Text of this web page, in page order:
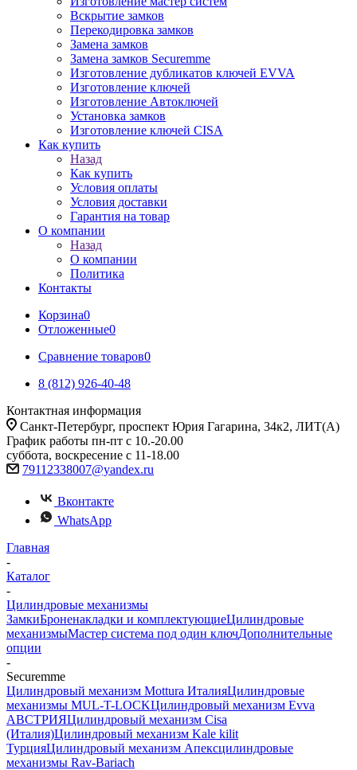
Вскрытие замков
Перекодировка замков
Замена замков
Замена замков Securemme
Изготовление дубликатов ключей EVVA
Изготовление ключей
Изготовление Автоключей
Установка замков
Изготовление ключей CISA
Как купить
Назад
Как купить
Условия оплаты
Условия доставки
Гарантия на товар
О компании
Назад
О компании
Политика
Контакты
Корзина0
Отложенные0
Сравнение товаров0
8 (812) 926-40-48
Контактная информация
Санкт-Петербург, проспект Юрия Гагарина, 34к2, ЛИТ(А)
График работы пн-пт с 10.-20.00
суббота, воскресение с 11-18.00
79112338007@yandex.ru
Вконтакте
WhatsApp
Главная
-
Каталог
-
Цилиндровые механизмы
ЗамкиБроненакладки и комплектующиеЦилиндровые
механизмыМастер система под один ключДополнительные
опции
-
Securemme
Цилиндровый механизм Mottura ИталияЦилиндровые
механизмы MUL-T-LOCKЦилиндровый механизм Evva
АВСТРИЯЦилиндровый механизм Cisa
(Италия)Цилиндровый механизм Kale kilit
ТурцияЦилиндровый механизм Апексцилиндровые
механизмы Rav-Bariach